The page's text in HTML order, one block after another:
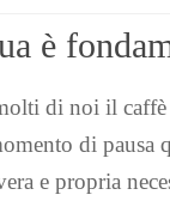
è
di noi il
di pausa
e propria